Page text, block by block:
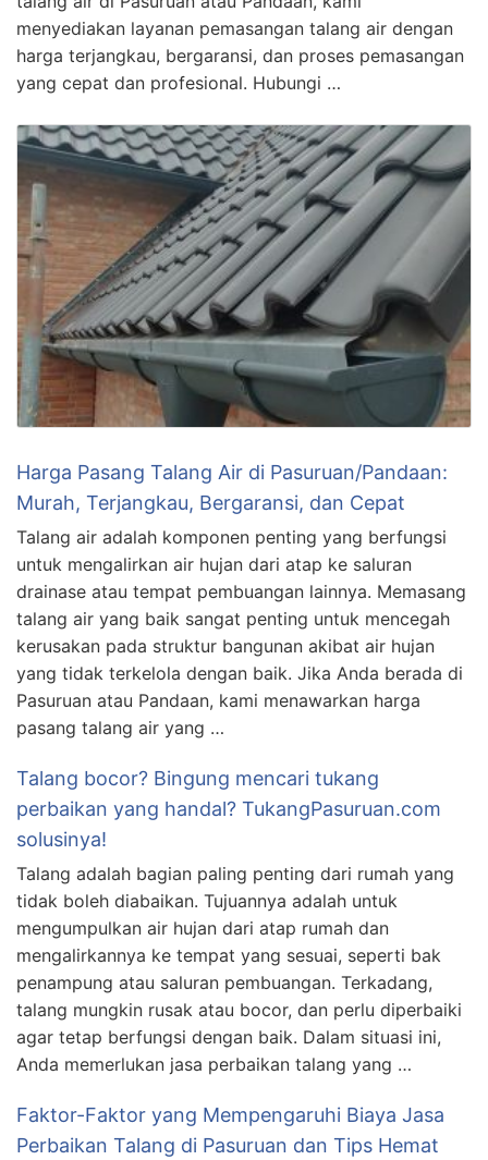
menyediakan layanan pemasangan talang air dengan
harga terjangkau, bergaransi, dan proses pemasangan
yang cepat dan profesional. Hubungi …
Harga Pasang Talang Air di Pasuruan/Pandaan:
Murah, Terjangkau, Bergaransi, dan Cepat
Talang air adalah komponen penting yang berfungsi
untuk mengalirkan air hujan dari atap ke saluran
drainase atau tempat pembuangan lainnya. Memasang
talang air yang baik sangat penting untuk mencegah
kerusakan pada struktur bangunan akibat air hujan
yang tidak terkelola dengan baik. Jika Anda berada di
Pasuruan atau Pandaan, kami menawarkan harga
pasang talang air yang …
Talang bocor? Bingung mencari tukang
perbaikan yang handal? TukangPasuruan.com
solusinya!
Talang adalah bagian paling penting dari rumah yang
tidak boleh diabaikan. Tujuannya adalah untuk
mengumpulkan air hujan dari atap rumah dan
mengalirkannya ke tempat yang sesuai, seperti bak
penampung atau saluran pembuangan. Terkadang,
talang mungkin rusak atau bocor, dan perlu diperbaiki
agar tetap berfungsi dengan baik. Dalam situasi ini,
Anda memerlukan jasa perbaikan talang yang …
Faktor-Faktor yang Mempengaruhi Biaya Jasa
Perbaikan Talang di Pasuruan dan Tips Hemat